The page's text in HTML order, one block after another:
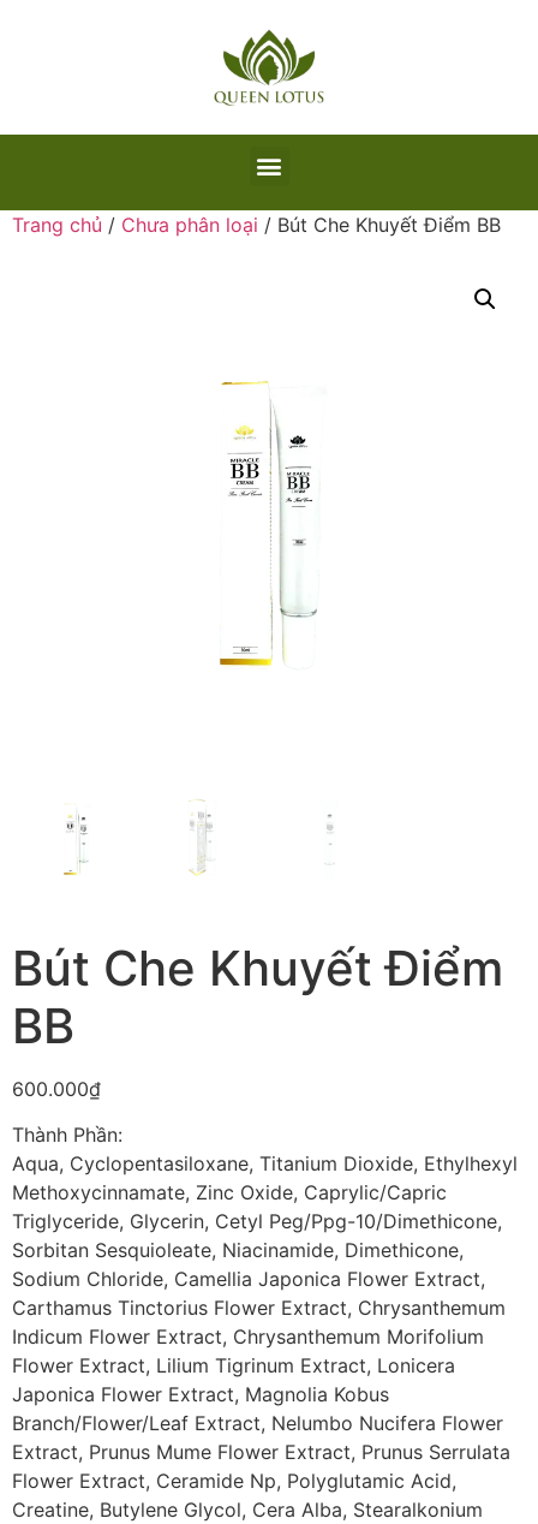
Trang chủ / Chưa phân loại / Bút Che Khuyết Điểm BB
Bút Che Khuyết Điểm
BB
600.000₫
Thành Phần:
Aqua, Cyclopentasiloxane, Titanium Dioxide, Ethylhexyl
Methoxycinnamate, Zinc Oxide, Caprylic/Capric
Triglyceride, Glycerin, Cetyl Peg/Ppg-10/Dimethicone,
Sorbitan Sesquioleate, Niacinamide, Dimethicone,
Sodium Chloride, Camellia Japonica Flower Extract,
Carthamus Tinctorius Flower Extract, Chrysanthemum
Indicum Flower Extract, Chrysanthemum Morifolium
Flower Extract, Lilium Tigrinum Extract, Lonicera
Japonica Flower Extract, Magnolia Kobus
Branch/Flower/Leaf Extract, Nelumbo Nucifera Flower
Extract, Prunus Mume Flower Extract, Prunus Serrulata
Flower Extract, Ceramide Np, Polyglutamic Acid,
Creatine, Butylene Glycol, Cera Alba, Stearalkonium